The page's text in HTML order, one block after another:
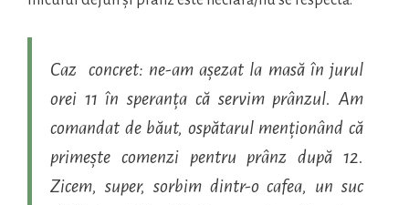
Caz concret: ne-am așezat la masă în jurul
orei 11 în speranța că servim prânzul. Am
comandat de băut, ospătarul menționând că
primește comenzi pentru prânz după 12.
Zicem, super, sorbim dintr-o cafea, un suc